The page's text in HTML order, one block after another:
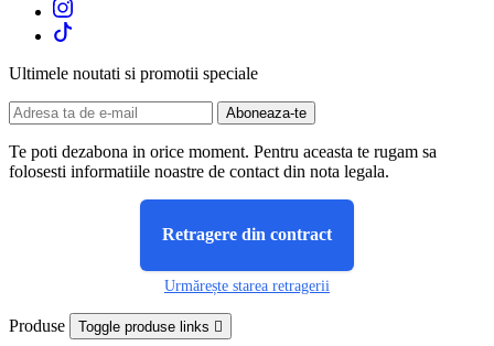
Ultimele noutati si promotii speciale
Te poti dezabona in orice moment. Pentru aceasta te rugam sa
folosesti informatiile noastre de contact din nota legala.
Retragere din contract
Urmărește starea retragerii
Produse Toggle produse links 